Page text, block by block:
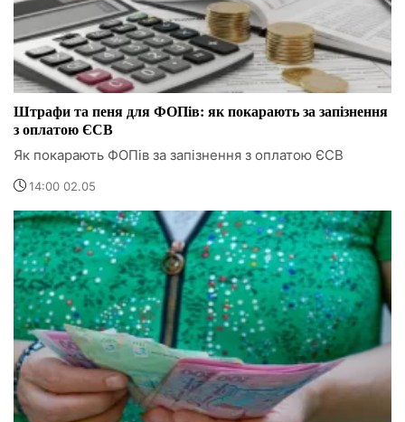
Штрафи та пеня для ФОПів: як покарають за запізнення
з оплатою ЄСВ
Як покарають ФОПів за запізнення з оплатою ЄСВ
14:00 02.05